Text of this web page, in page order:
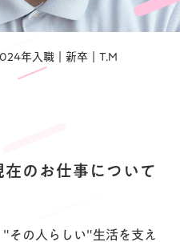
年入職｜新卒｜T.M
のお仕事について
その人らしい"生活を支え